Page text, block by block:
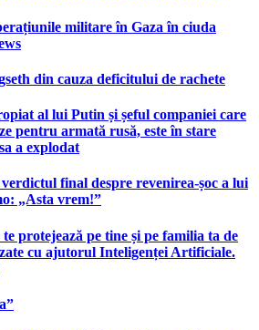
militare în Gaza în ciuda
din cauza deficitului de rachete
al lui Putin și șeful companiei care
pentru armată rusă, este în stare
a explodat
final despre revenirea-șoc a lui
„Asta vrem!”
protejează pe tine și pe familia ta de
cu ajutorul Inteligenței Artificiale.